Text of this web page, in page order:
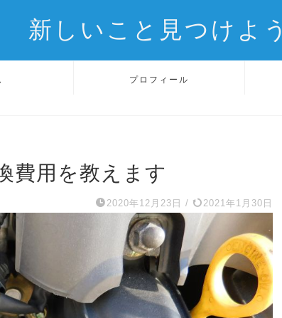
新しいこと見つけよう
プロフィール
費用を教えます
2020年12月23日 / 2021年1月30日